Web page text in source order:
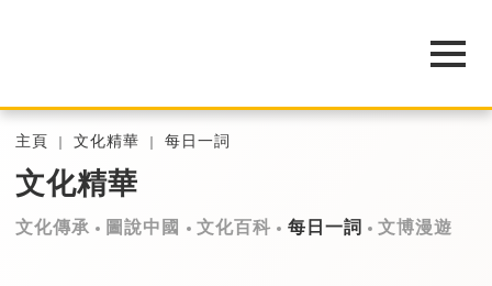
主頁 文化精華 每日一詞
文化精華
文化傳承 圖說中國 文化百科 每日一詞 文博漫遊